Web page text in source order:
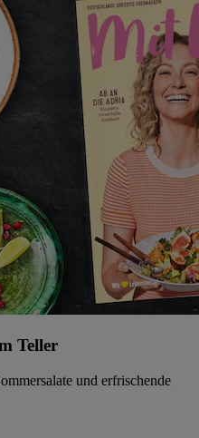
Teller
und erfrischende